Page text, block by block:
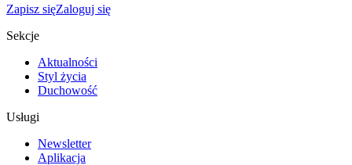
Zapisz sięZaloguj się
Sekcje
Aktualności
Styl życia
Duchowość
Usługi
Newsletter
Aplikacja